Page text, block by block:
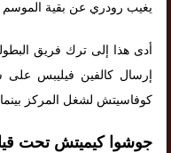
يغيب رودري عن بقية
أدى هذا إلى ترك فريق
إرسال كالفين فيليبس على
كوفاسيتش لشغل المركز
جوشوا كيميتش تحت